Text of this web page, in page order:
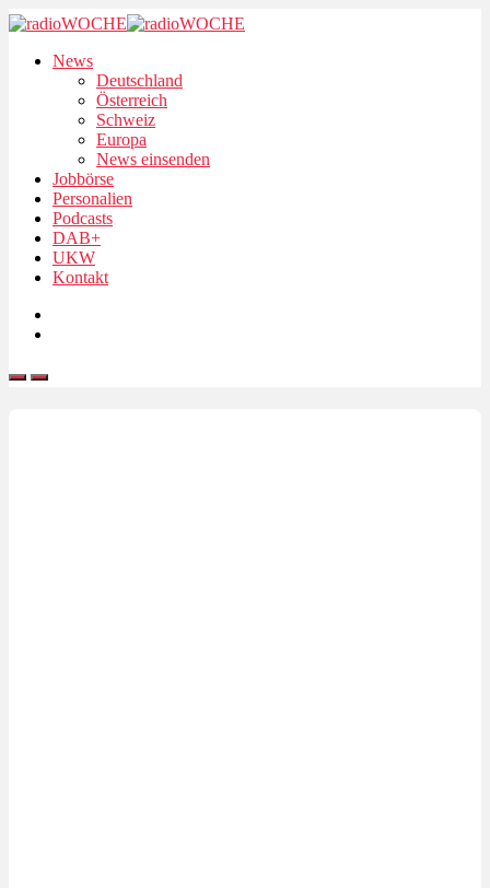
News
Deutschland
Österreich
Schweiz
Europa
News einsenden
Jobbörse
Personalien
Podcasts
DAB+
UKW
Kontakt